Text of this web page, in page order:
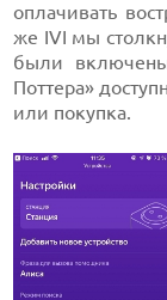
оплачивать
же IVI мы
были
Поттера»
или покупка.